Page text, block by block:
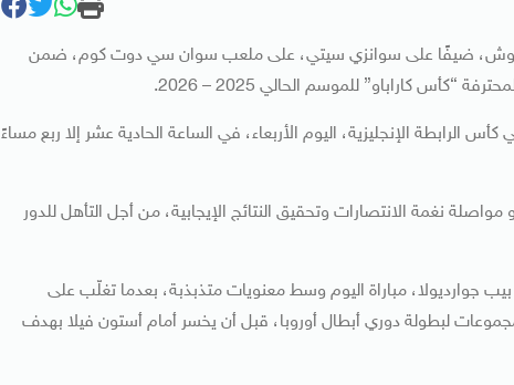
ضيفًا على سوانزي سيتي، على ملعب سوان سي دوت كوم، ضمن
الإنجليزية، اليوم الأربعاء، في الساعة الحادية عشر إلا ربع مساءً
نغمة الانتصارات وتحقيق النتائج الإيجابية، من أجل التأهل للدور
جوارديولا، مباراة اليوم وسط معنويات متذبذبة، بعدما تغلّب على
لبطولة دوري أبطال أوروبا، قبل أن يخسر أمام أستون فيلا بهدف